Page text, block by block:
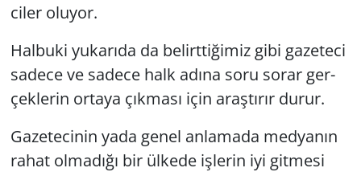
ci­ler olu­yor.
Hal­bu­ki yu­ka­rı­da da be­lirt­ti­ği­miz gibi ga­ze­te­ci
sa­de­ce ve sa­de­ce halk adına soru sorar ger­
çek­le­rin or­ta­ya çık­ma­sı için araş­tı­rır durur.
Ga­ze­te­ci­nin yada genel an­la­ma­da med­ya­nın
rahat ol­ma­dı­ğı bir ül­ke­de iş­le­rin iyi git­me­si